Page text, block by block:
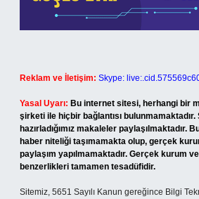
Reklam ve İletişim: Skype:
Yasal Uyarı: Bu internet sitesi, herhangi bir
şirketi ile hiçbir bağlantısı bulunmamaktadır.
hazırladığımız makaleler paylaşılmaktadır.
haber niteliği taşımamakta olup, gerçek
paylaşım yapılmamaktadır. Gerçek kurum
benzerlikleri tamamen tesadüfidir.
Sitemiz, 5651 Sayılı Kanun gereğince Bilgi